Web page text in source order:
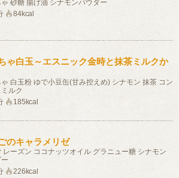
砂糖 揚げ油 シナモンパウダー
84kcal
ゃ白玉～エスニック金時と抹茶ミルクか
白玉粉 ゆで小豆缶(甘み控えめ) シナモン 抹茶 コン
ルク
185kcal
のキャラメリゼ
レーズン ココナッツオイル グラニュー糖 シナモン
226kcal